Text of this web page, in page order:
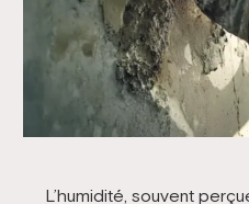
L’humidité, souvent